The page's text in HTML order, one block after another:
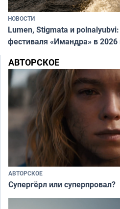
НОВОСТИ
Lumen, Stigmata и
фестиваля «Имандра» в 2026
АВТОРСКОЕ
АВТОРСКОЕ
Супергёрл или суперпровал?